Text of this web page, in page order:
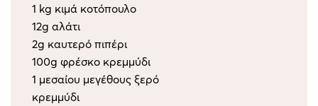
1 kg κιμά κοτόπουλο
12g αλάτι
2g καυτερό πιπέρι
100g φρέσκο κρεμμύδι
1 μεσαίου μεγέθους ξερό
κρεμμύδι